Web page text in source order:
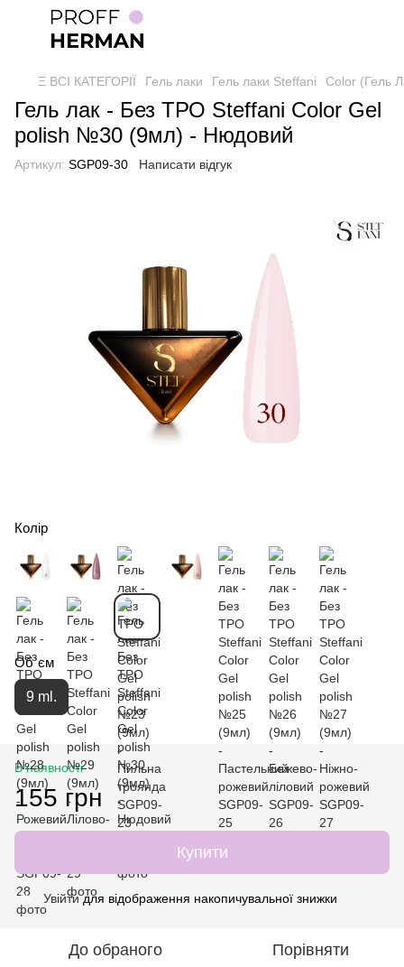
Ξ ВСІ КАТЕГОРІЇ Гель лаки Гель лаки Steffani Color (Гель
Гель лак - Без ТРО Steffani Color Gel
polish №30 (9мл) - Нюдовий
Артикул: SGP09-30 Написати відгук
Колір
Об`єм
9 ml.
В наявності
155 грн
Купити
% Увійтидля відображення накопичувальної знижки
До обраного Порівняти